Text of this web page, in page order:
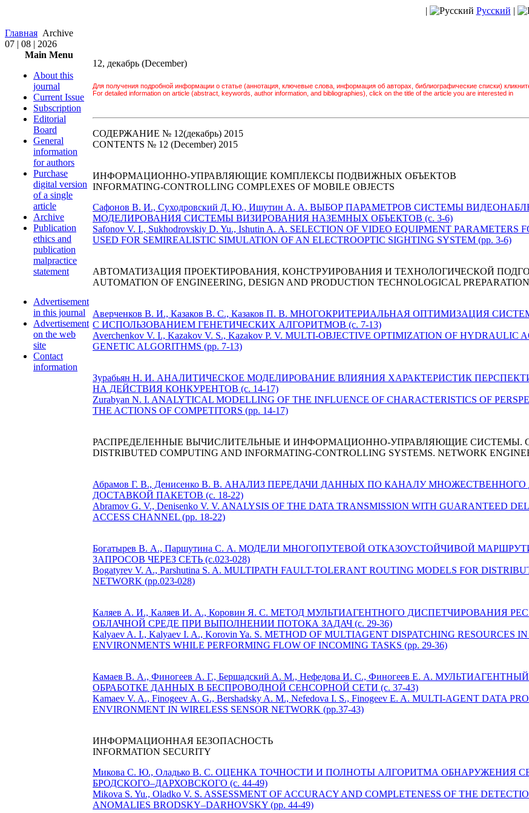
| Русский |
Главная Archive
07 | 08 | 2026
Main Menu
About this
journal
Current Issue
Subscription
Editorial
Board
General
information
for authors
Purchase
digital version
of a single
article
Archive
Publication
ethics and
publication
malpractice
statement
Advertisement
in this journal
Advertisement
on the web
site
Contact
information
12, декабрь (December)
Для получения подробной информации о статье (аннотация, ключевые слова, информация об авторах, библиографические списки)
For detailed information on article (abstract, keywords, author information, and bibliographies), click on the title of the article you are interested in
СОДЕРЖАНИЕ № 12(декабрь) 2015
CONTENTS № 12 (December) 2015
ИНФОРМАЦИОННО-УПРАВЛЯЮЩИЕ КОМПЛЕКСЫ ПОДВИЖНЫХ ОБЪЕКТОВ
INFORMATING-CONTROLLING COMPLEXES OF MOBILE OBJECTS
Сафонов В. И., Суходровский Д. Ю., Ишутин А. А. ВЫБОР ПАРАМЕТРОВ СИСТЕМЫ
МОДЕЛИРОВАНИЯ СИСТЕМЫ ВИЗИРОВАНИЯ НАЗЕМНЫХ ОБЪЕКТОВ (c. 3-6)
Safonov V. I., Sukhodrovskiy D. Yu., Ishutin A. A. SELECTION OF VIDEO EQUIPMENT PARAMETERS
USED FOR SEMIREALISTIC SIMULATION OF AN ELECTROOPTIC SIGHTING SYSTEM (pp. 3-6)
АВТОМАТИЗАЦИЯ ПРОЕКТИРОВАНИЯ, КОНСТРУИРОВАНИЯ И ТЕХНОЛОГИЧЕСКОЙ
AUTOMATION OF ENGINEERING, DESIGN AND PRODUCTION TECHNOLOGICAL PREPARATION
Аверченков В. И., Казаков В. С., Казаков П. В. МНОГОКРИТЕРИАЛЬНАЯ ОПТИМИЗАЦИЯ
С ИСПОЛЬЗОВАНИЕМ ГЕНЕТИЧЕСКИХ АЛГОРИТМОВ (c. 7-13)
Averchenkov V. I., Kazakov V. S., Kazakov P. V. MULTI-OBJECTIVE OPTIMIZATION OF HYDRAULIC
GENETIC ALGORITHMS (pp. 7-13)
Зурабьян Н. И. АНАЛИТИЧЕСКОЕ МОДЕЛИРОВАНИЕ ВЛИЯНИЯ ХАРАКТЕРИСТИК
НА ДЕЙСТВИЯ КОНКУРЕНТОВ (c. 14-17)
Zurabyan N. I. ANALYTICAL MODELLING OF THE INFLUENCE OF CHARACTERISTICS OF
THE ACTIONS OF COMPETITORS (pp. 14-17)
РАСПРЕДЕЛЕННЫЕ ВЫЧИСЛИТЕЛЬНЫЕ И ИНФОРМАЦИОННО-УПРАВЛЯЮЩИЕ СИСТЕМЫ.
DISTRIBUTED COMPUTING AND INFORMATING-CONTROLLING SYSTEMS. NETWORK
Абрамов Г. В., Денисенко В. В. АНАЛИЗ ПЕРЕДАЧИ ДАННЫХ ПО КАНАЛУ
ДОСТАВКОЙ ПАКЕТОВ (c. 18-22)
Abramov G. V., Denisenko V. V. ANALYSIS OF THE DATA TRANSMISSION WITH GUARANTEED
ACCESS CHANNEL (pp. 18-22)
Богатырев В. А., Паршутина С. А. МОДЕЛИ МНОГОПУТЕВОЙ ОТКАЗОУСТОЙЧИВОЙ
ЗАПРОСОВ ЧЕРЕЗ СЕТЬ (c.023-028)
Bogatyrev V. A., Parshutina S. A. MULTIPATH FAULT-TOLERANT ROUTING MODELS FOR
NETWORK (pp.023-028)
Каляев А. И., Каляев И. А., Коровин Я. С. МЕТОД МУЛЬТИАГЕНТНОГО ДИСПЕТЧИРОВАНИЯ
ОБЛАЧНОЙ СРЕДЕ ПРИ ВЫПОЛНЕНИИ ПОТОКА ЗАДАЧ (c. 29-36)
Kalyaev A. I., Kalyaev I. A., Korovin Ya. S. METHOD OF MULTIAGENT DISPATCHING RESOURCES
ENVIRONMENTS WHILE PERFORMING FLOW OF INCOMING TASKS (pp. 29-36)
Камаев В. А., Финогеев А. Г., Бершадский А. М., Нефедова И. С., Финогеев Е. А.
ОБРАБОТКЕ ДАННЫХ В БЕСПРОВОДНОЙ СЕНСОРНОЙ СЕТИ (c. 37-43)
Kamaev V. A., Finogeev А. G., Bershadsky A. M., Nefedova I. S., Finogeev E. A. MULTI-AGENT DATA
ENVIRONMENT IN WIRELESS SENSOR NETWORK (pp.37-43)
ИНФОРМАЦИОННАЯ БЕЗОПАСНОСТЬ
INFORMATION SECURITY
Микова С. Ю., Оладько В. С. ОЦЕНКА ТОЧНОСТИ И ПОЛНОТЫ АЛГОРИТМА ОБНАРУЖЕНИЯ
БРОДСКОГО–ДАРХОВСКОГО (c. 44-49)
Mikova S. Yu., Oladko V. S. ASSESSMENT OF ACCURACY AND COMPLETENESS OF THE
ANOMALIES BRODSKY–DARHOVSKY (pp. 44-49)